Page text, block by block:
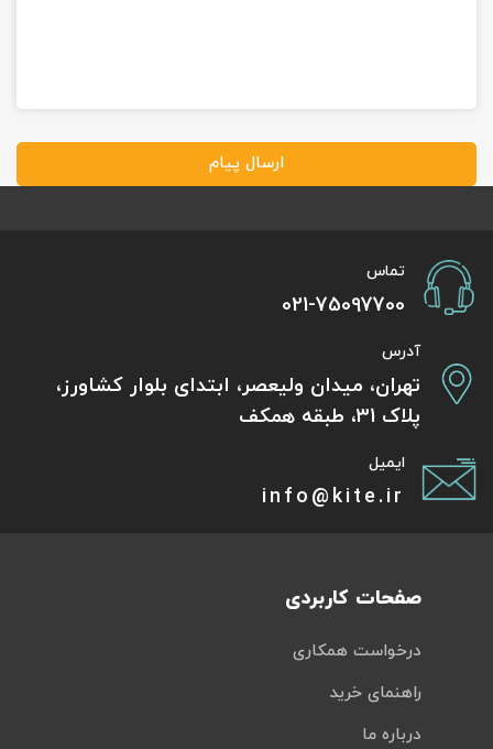
ارسال پیام
تماس
021-75097700
آدرس
تهران، میدان ولیعصر، ابتدای بلوار کشاورز،
پلاک 31، طبقه همکف
ایمیل
info@kite.ir
صفحات کاربردی
درخواست همکاری
راهنمای خرید
درباره ما